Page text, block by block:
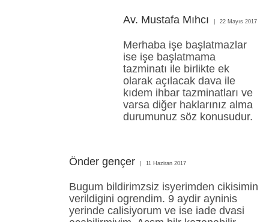
Av. Mustafa Mıhcı 22 Mayıs 2017
Merhaba işe başlatmazlar
ise işe başlatmama
tazminatı ile birlikte ek
olarak açılacak dava ile
kıdem ihbar tazminatları ve
varsa diğer haklarınız alma
durumunuz söz konusudur.
Önder gençer 11 Haziran 2017
Bugum bildirimzsiz isyerimden cikisimin
verildigini ogrendim. 9 aydir ayninis
yerinde calisiyorum ve ise iade dvasi